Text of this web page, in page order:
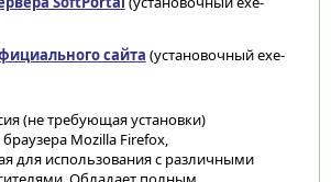
сайта (установочный exe-
(не требующая установки)
Mozilla Firefox,
для использования с различными